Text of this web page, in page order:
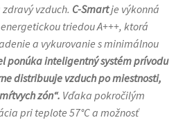
vzduch. C-Smartje výkonná
triedou A+++, ktorá
a vykurovanie s minimálnou
ponúka inteligentný systém prívodu
distribuuje vzduch po miestnosti,
zón“. Vďaka pokročilým
pri teplote 57°C a možnosť